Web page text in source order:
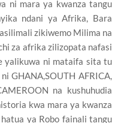
ni mara ya kwanza tangu
ndani ya Afrika, Bara
zikiwemo Milima na
za afrika zilizopata nafasi
yalikuwa ni mataifa sita tu
GHANA,SOUTH AFRICA,
na kushuhudia
kwa mara ya kwanza
ya Robo fainali tangu